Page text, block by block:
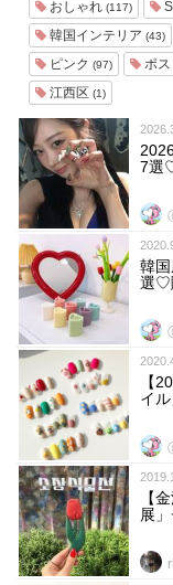
おしゃれ (117)
韓国インテリア (43)
ピンク (97) ポ
江西区 (1)
7選
韓
選♡
【
イル
【
展